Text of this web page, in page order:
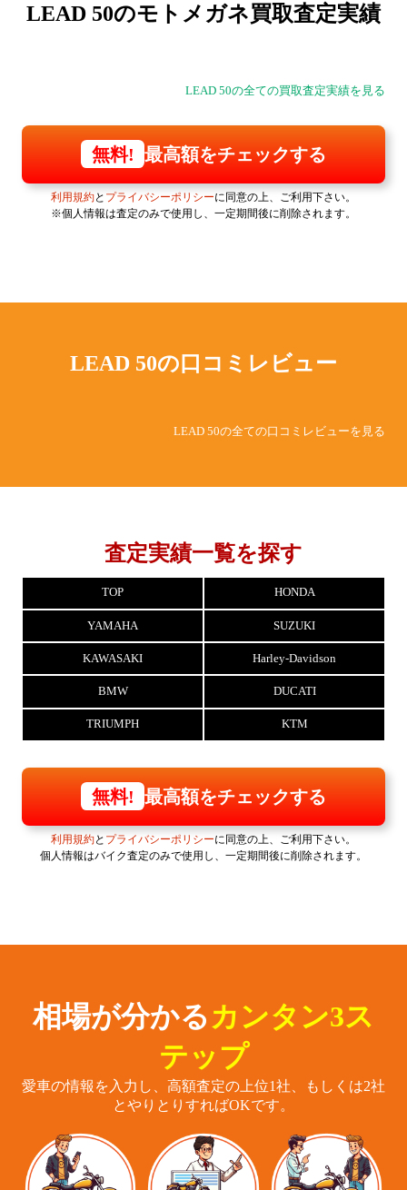
LEAD 50のモトメガネ買取査定実績
LEAD 50の全ての買取査定実績を見る
無料! 最高額をチェックする
利用規約と プライバシーポリシーに同意の上、ご利用下さい。
※個人情報は査定のみで使用し、一定期間後に削除されます。
LEAD 50の 口コミレビュー
LEAD 50の全ての口コミレビューを見る
査定実績一覧を探す
TOP HONDA
YAMAHA SUZUKI
KAWASAKI Harley-Davidson
BMW DUCATI
TRIUMPH KTM
無料! 最高額をチェックする
利用規約と プライバシーポリシーに同意の上、ご利用下さい。
個人情報はバイク査定のみで使用し、一定期間後に削除されます。
相場が分かる カンタン3ス
テップ
愛車の情報を入力し、高額査定の上位1社、もしくは2社
とやりとりすればOKです。